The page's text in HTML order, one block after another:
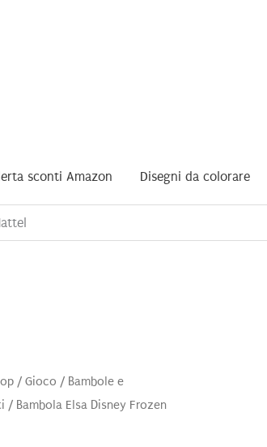
sconti Amazon Disegni da colorare
/ Gioco / Bambole e
/ Bambola Elsa Disney Frozen